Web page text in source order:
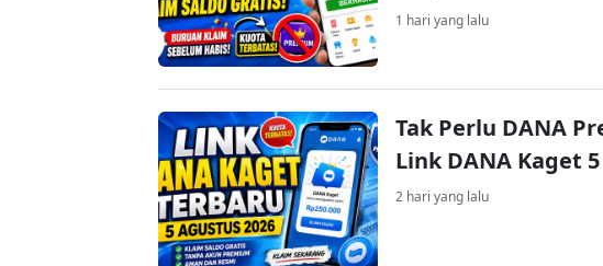
1 hari yang lalu
Tak Perlu DANA
Link DANA Kaget
2 hari yang lalu